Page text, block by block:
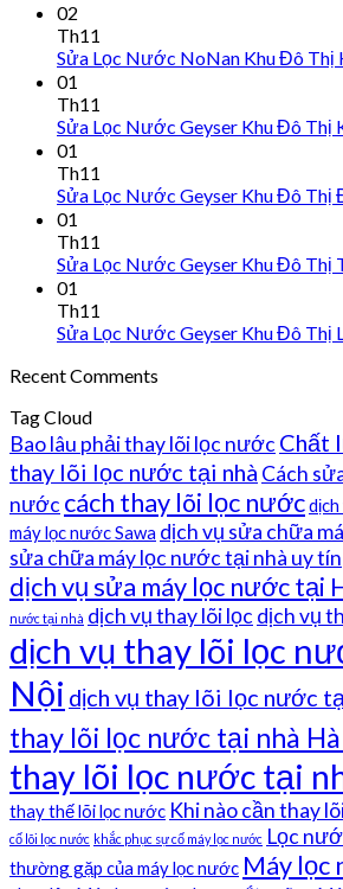
02
Th11
Sửa Lọc Nước NoNan Khu Đô Thị
01
Th11
Sửa Lọc Nước Geyser Khu Đô Thị
01
Th11
Sửa Lọc Nước Geyser Khu Đô Thị
01
Th11
Sửa Lọc Nước Geyser Khu Đô Thị
01
Th11
Sửa Lọc Nước Geyser Khu Đô Thị
Recent Comments
Tag Cloud
Bao lâu phải thay lõi lọc nước Chất
thay lõi lọc nước tại nhà Cách
nước cách thay lõi lọc nước
máy lọc nước Sawa dịch vụ sửa chữa
sửa chữa máy lọc nước tại nhà uy tín
dịch vụ sửa máy lọc nước tại
nước tại nhà dịch vụ thay lõi lọc dịch vụ
dịch vụ thay lõi lọc
Nội dịch vụ thay lõi lọc nước
thay lõi lọc nước tại nhà
thay lõi lọc nước tại
thay thế lõi lọc nước Khi nào cần thay
cố lõi lọc nước khắc phục sự cố máy lọc nước Lọc
thường gặp của máy lọc nước Máy lọc